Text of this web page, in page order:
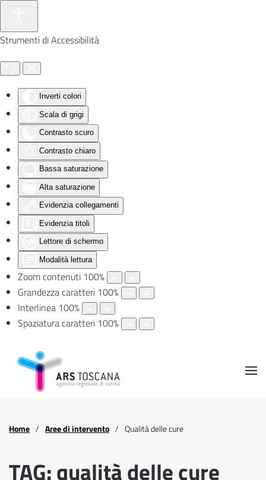
Strumenti di Accessibilità
Inverti colori
Scala di grigi
Contrasto scuro
Contrasto chiaro
Bassa saturazione
Alta saturazione
Evidenzia collegamenti
Evidenzia titoli
Lettore di schermo
Modalità lettura
Zoom contenuti 100%
Grandezza caratteri 100%
Interlinea 100%
Spaziatura caratteri 100%
Skip to main content
Home Aree di intervento Qualità delle cure
TAG: qualità delle cure